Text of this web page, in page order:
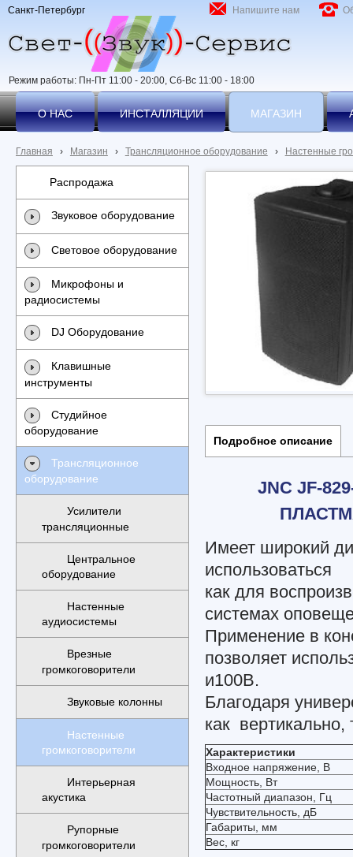
Режим работы: Пн-Пт 11:00 - 20:00, Сб-Вс 11:00 - 18:00
Напишите нам
Санкт-Петербург
О НАС ИНСТАЛЛЯЦИИ МАГАЗИН
Главная › Магазин › Трансляционное оборудование › Настенные
Распродажа
Звуковое оборудование
Световое оборудование
Микрофоны и
радиосистемы
DJ Оборудование
Клавишные
инструменты
Студийное
оборудование
Трансляционное
оборудование
Усилители
трансляционные
Центральное
оборудование
Настенные
аудиосистемы
Врезные
громкоговорители
Звуковые колонны
Настенные
громкоговорители
Интерьерная
акустика
Рупорные
громкоговорители
Подробное описание
JNC JF-
Имеет широкий
использоваться
как для
системах
Применение в
позволяет
и100В.
Благодаря
как вертикально,
Характеристики
Входное напряжение, В
Мощность, Вт
Частотный диапазон, Гц
Чувствительность, дБ
Габариты, мм
Вес, кг